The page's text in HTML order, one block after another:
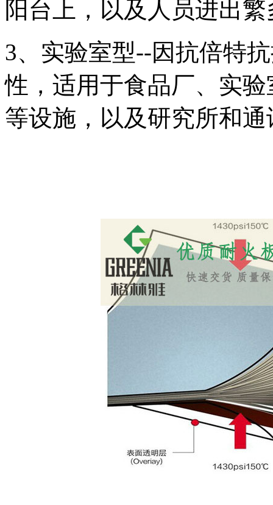
阳台上，以及人员进出
3、实验室型--因抗倍特
性，适用于食品厂、实
等设施，以及研究所和